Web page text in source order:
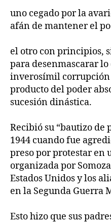
uno cegado por la
afán de mantener el
el otro con principios,
para desenmascarar
inverosímil
producto del poder
sucesión dinástica.
Recibió su “bautizo de
1944 cuando fue
preso por protestar en
organizada por
Estados Unidos y los
en la Segunda Guerra
Esto hizo que sus